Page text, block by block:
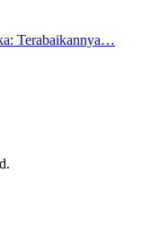
Terabaikannya…